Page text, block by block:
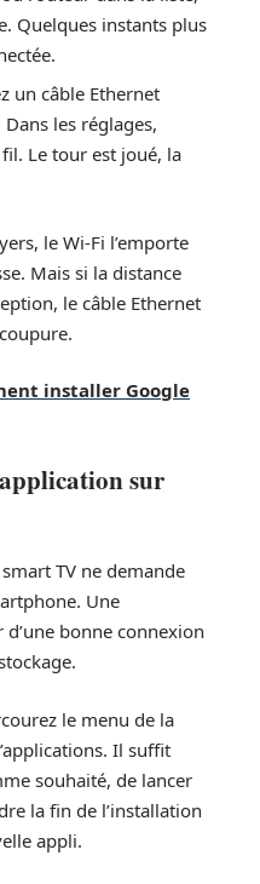
Quelques instants plus
un câble Ethernet
les réglages,
Le tour est joué, la
le Wi-Fi l’emporte
Mais si la distance
le câble Ethernet
installer Google
sur
TV ne demande
Une
bonne connexion
le menu de la
Il suffit
souhaité, de lancer
la fin de l’installation
appli.